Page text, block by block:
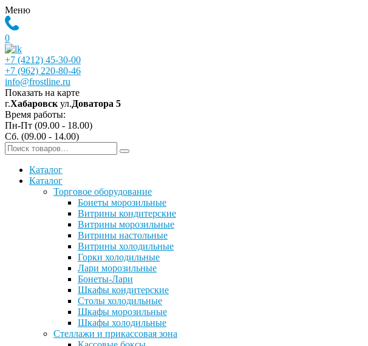
Меню
0
+7 (4212) 45-30-00
+7 (962) 220-80-46
info@frostline.ru
Показать на карте
г.Хабаровск ул.Доватора 5
Время работы:
Пн-Пт (09.00 - 18.00)
Сб. (09.00 - 14.00)
Каталог
Каталог
Торговое оборудование
Бонеты морозильные
Витрины кондитерские
Витрины морозильные
Витрины настольные
Витрины холодильные
Горки холодильные
Лари морозильные
Бонеты-Лари
Шкафы кондитерские
Столы холодильные
Шкафы морозильные
Шкафы холодильные
Стеллажи и прикассовая зона